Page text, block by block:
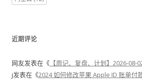
近期评论
网友发表在《 【周记、复盘、计划】2026-08-
j发表在《2024 如何修改苹果 Apple ID 账单付